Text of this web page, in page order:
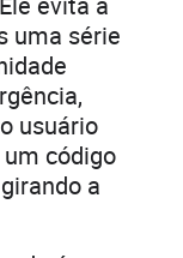
uma série
usuário
código
a